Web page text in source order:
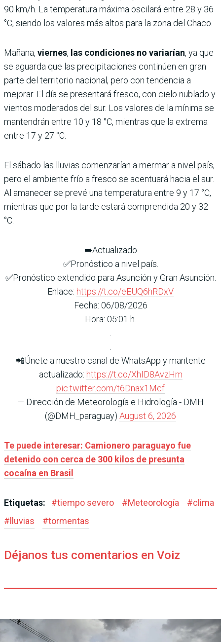
90 km/h. La temperatura máxima oscilará entre 28 y 36
°C, siendo los valores más altos para la zona del Chaco.
Mañana, viernes, las condiciones no variarían, ya que
se aguarda que las precipitaciones continúen en gran
parte del territorio nacional, pero con tendencia a
mejorar. El día se presentará fresco, con cielo nublado y
vientos moderados del sur. Los valores de la mínima se
mantendrán entre 10 y 18 °C, mientras que la extrema
entre 17 y 27 °C.
El sábado las lluvias comenzarían a mermar a nivel país,
pero el ambiente frío a fresco se acentuará hacia el sur.
Al amanecer se prevé una temperatura entre 9 y 17 °C,
mientras que por la tarde estará comprendida 20 y 32
°C.
➡️Actualizado
✅Pronóstico a nivel país.
✅Pronóstico extendido para Asunción y Gran Asunción.
Enlace: https://t.co/eEUQ6hRDxV
Fecha: 06/08/2026
Hora: 05:01 h.
📲Únete a nuestro canal de WhatsApp y mantente
actualizado: https://t.co/XhID8AvzHm
pic.twitter.com/t6Dnax1Mcf
— Dirección de Meteorología e Hidrología - DMH
(@DMH_paraguay) August 6, 2026
Te puede interesar: Camionero paraguayo fue
detenido con cerca de 300 kilos de presunta
cocaína en Brasil
Etiquetas: #tiempo severo #Meteorología #clima
#lluvias #tormentas
Déjanos tus comentarios en Voiz